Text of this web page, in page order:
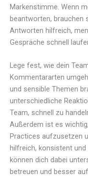
Markenstimme. Wenn
beantworten, brauchen
Antworten hilfreich,
Gespräche schnell
Lege fest, wie dein
Kommentararten
und sensible Themen
unterschiedliche
Team, schnell zu
Außerdem ist es
Practices aufzusetzen
hilfreich, konsistent
können dich dabei
betreuen und besser